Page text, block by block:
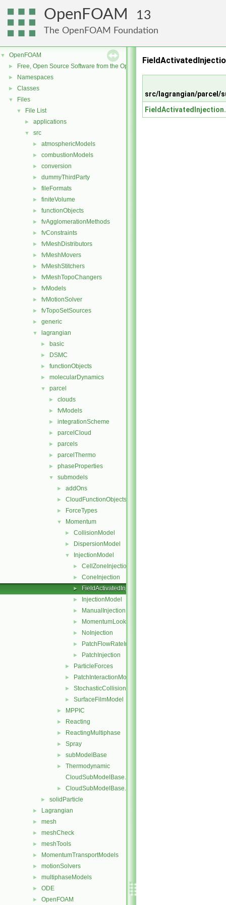
OpenFOAM 13
The OpenFOAM Foundation
▼ OpenFOAM
► Free, Open Source Software from the OpenFOAM Foundation
► Namespaces
► Classes
▼ Files
▼ File List
► applications
▼ src
► atmosphericModels
► combustionModels
► conversion
► dummyThirdParty
► fileFormats
► finiteVolume
► functionObjects
► fvAgglomerationMethods
► fvConstraints
► fvMeshDistributors
► fvMeshMovers
► fvMeshStitchers
► fvMeshTopoChangers
► fvModels
► fvMotionSolver
► fvTopoSetSources
► generic
▼ lagrangian
► basic
► DSMC
► functionObjects
► molecularDynamics
▼ parcel
► clouds
► fvModels
► integrationScheme
► parcelCloud
► parcels
► parcelThermo
► phaseProperties
▼ submodels
► addOns
► CloudFunctionObjects
► ForceTypes
▼ Momentum
► CollisionModel
► DispersionModel
▼ InjectionModel
► CellZoneInjection
► ConeInjection
► FieldActivatedInjection
► InjectionModel
► ManualInjection
► MomentumLookupTableInjection
► NoInjection
► PatchFlowRateInjection
► PatchInjection
► ParticleForces
► PatchInteractionModel
► StochasticCollision
► SurfaceFilmModel
► MPPIC
► Reacting
► ReactingMultiphase
► Spray
► subModelBase
►
Thermodynamic
CloudSubModelBase.C
► CloudSubModelBase.H
► solidParticle
► Lagrangian
► mesh
► meshCheck
► meshTools
► MomentumTransportModels
► motionSolvers
► multiphaseModels
► ODE
► OpenFOAM
src/lagrangian/parcel/